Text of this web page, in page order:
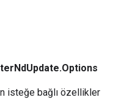
isteğe bağlı özellikler